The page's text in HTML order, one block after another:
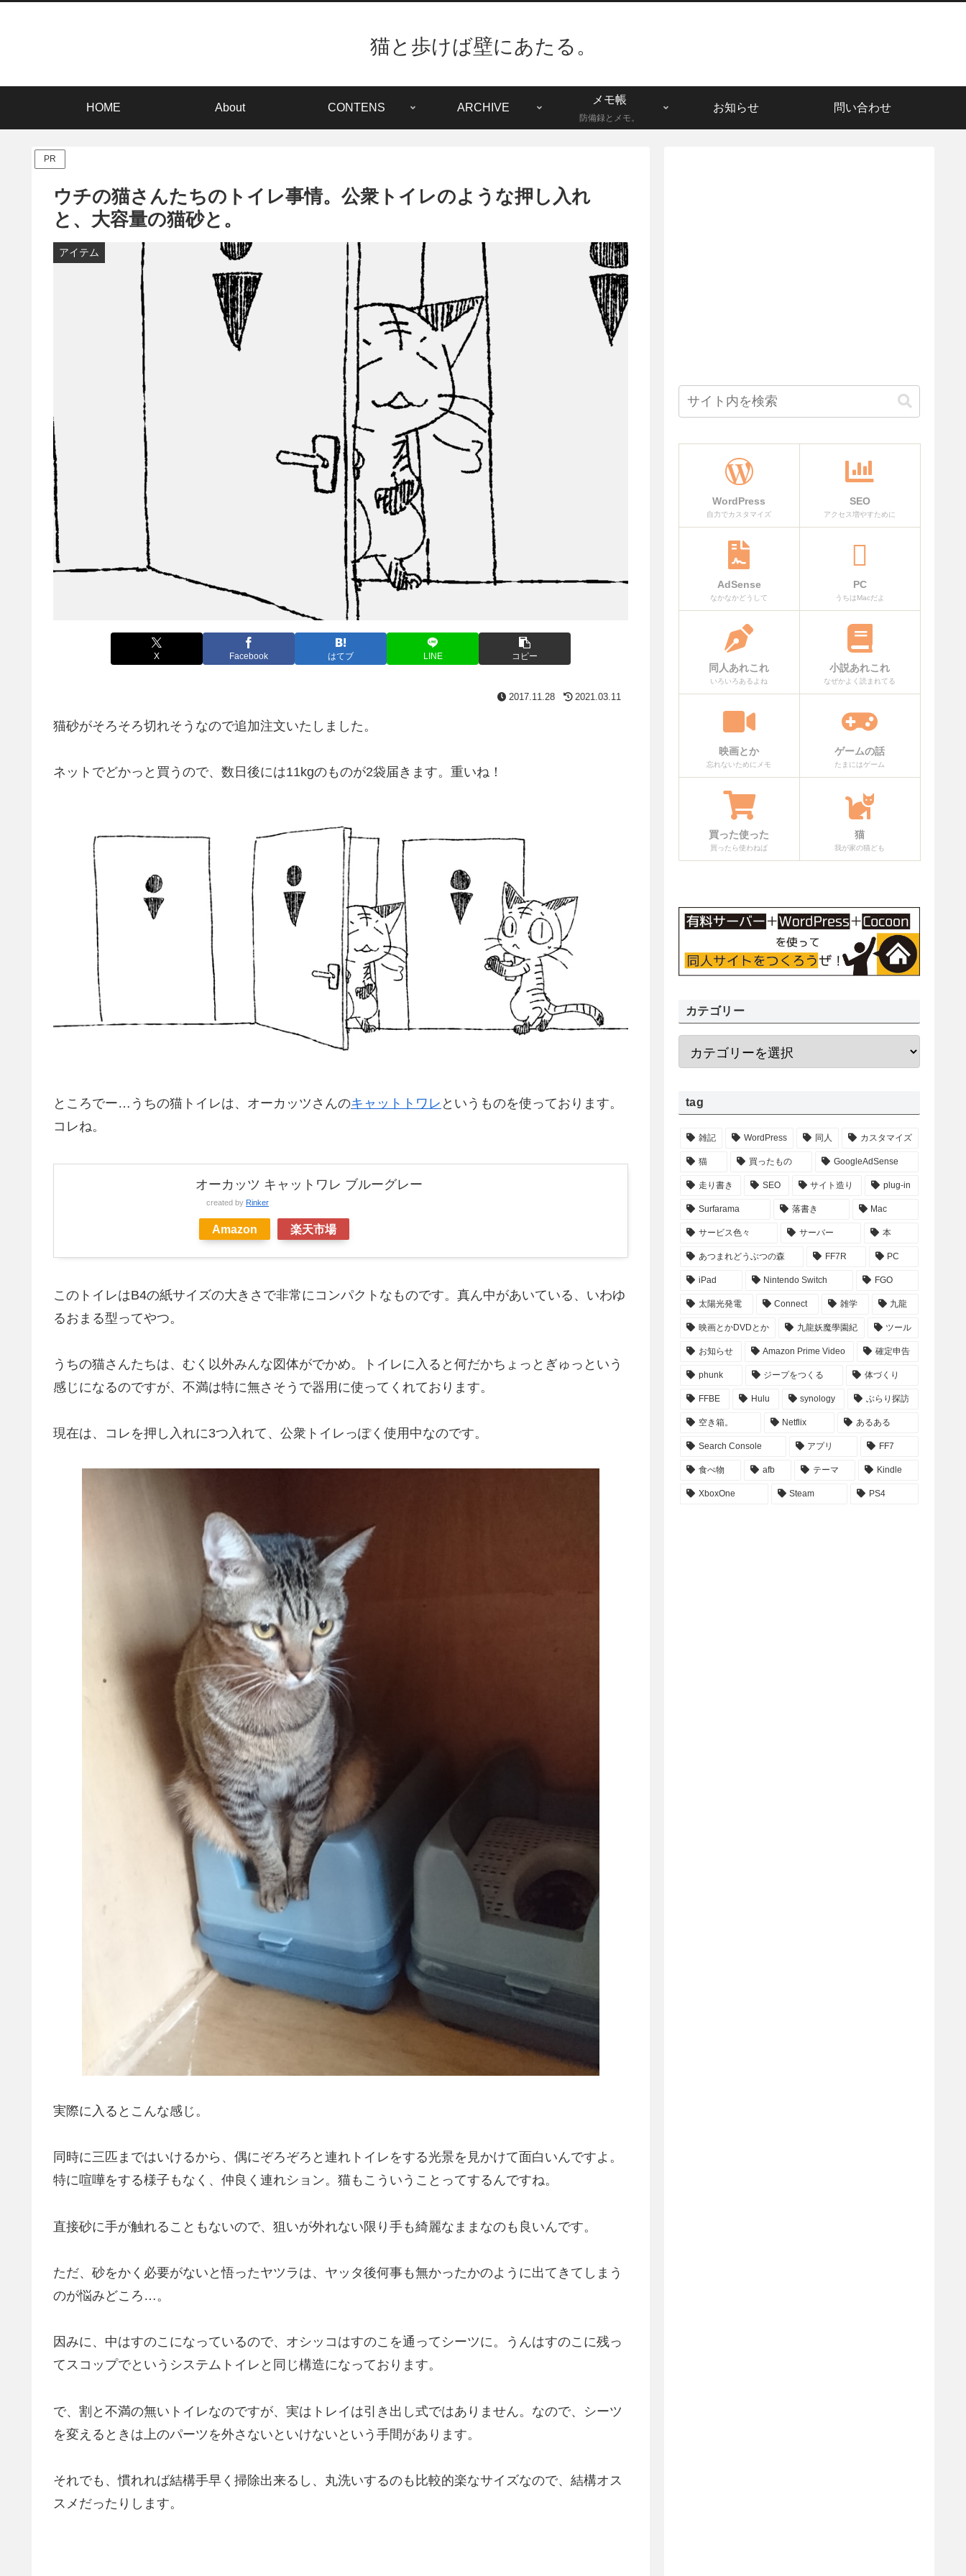
猫と歩けば壁にあたる。
HOME About CONTENS ARCHIVE
メモ帳
防備録とメモ。
お知らせ 問い合わせ
PR
ウチの猫さんたちのトイレ事情。公衆トイレのような押し入れ
と、大容量の猫砂と。
アイテム
X Facebook はてブ LINE コピー
2017.11.28 2021.03.11
猫砂がそろそろ切れそうなので追加注文いたしました。
ネットでどかっと買うので、数日後には11kgのものが2袋届きます。重いね！
ところでー…うちの猫トイレは、オーカッツさんのキャットトワレ というものを使っております。
コレね。
オーカッツ キャットワレ ブルーグレー
created by Rinker
Amazon 楽天市場
このトイレはB4の紙サイズの大きさで非常にコンパクトなものです。真ん中があいている、いわゆ
るおまる型ってやつ。
うちの猫さんたちは、むく以外みんな図体がでかめ。トイレに入ると何だかちょっとぎゅっという
感じになるのですが、不満は特に無さそうで器用に使ってくれております。
現在は、コレを押し入れに3つ入れて、公衆トイレっぽく使用中なのです。
実際に入るとこんな感じ。
同時に三匹まではいけるから、偶にぞろぞろと連れトイレをする光景を見かけて面白いんですよ。
特に喧嘩をする様子もなく、仲良く連れション。猫もこういうことってするんですね。
直接砂に手が触れることもないので、狙いが外れない限り手も綺麗なままなのも良いんです。
ただ、砂をかく必要がないと悟ったヤツラは、ヤッタ後何事も無かったかのように出てきてしまう
のが悩みどころ…。
因みに、中はすのこになっているので、オシッコはすのこを通ってシーツに。うんはすのこに残っ
てスコップでというシステムトイレと同じ構造になっております。
で、割と不満の無いトイレなのですが、実はトレイは引き出し式ではありません。なので、シーツ
を変えるときは上のパーツを外さないといけないという手間があります。
それでも、慣れれば結構手早く掃除出来るし、丸洗いするのも比較的楽なサイズなので、結構オス
スメだったりします。
WordPress
自力でカスタマイズ
SEO
アクセス増やすために
AdSense
なかなかどうして
PC
うちはMacだよ
同人あれこれ
いろいろあるよね
小説あれこれ
なぜかよく読まれてる
映画とか
忘れないためにメモ
ゲームの話
たまにはゲーム
買った使った
買ったら使わねば
猫
我が家の猫ども
カテゴリー
tag
雑記 WordPress 同人 カスタマイズ
猫 買ったもの GoogleAdSense
走り書き SEO サイト造り plug-in
Surfarama 落書き Mac
サービス色々 サーバー 本
あつまれどうぶつの森 FF7R PC
iPad Nintendo Switch FGO
太陽光発電 Connect 雑学 九龍
映画とかDVDとか 九龍妖魔學園紀 ツール
お知らせ Amazon Prime Video 確定申告
phunk ジープをつくる 体づくり
FFBE Hulu synology ぶらり探訪
空き箱。 Netflix あるある
Search Console アプリ FF7
食べ物 afb テーマ Kindle
XboxOne Steam PS4